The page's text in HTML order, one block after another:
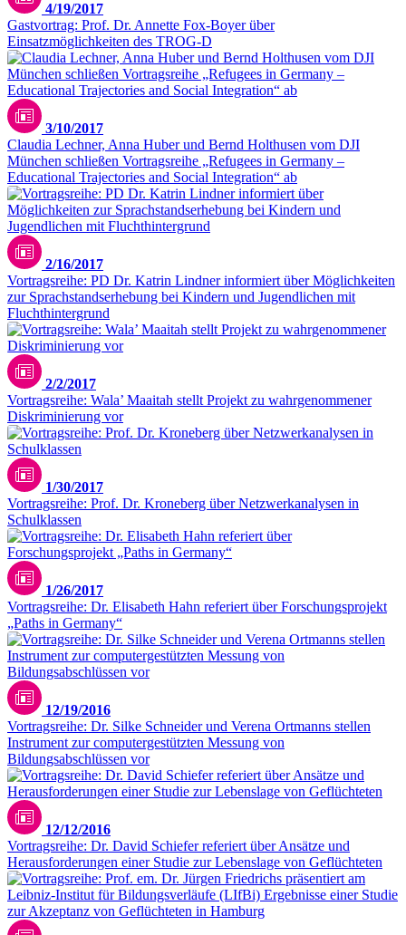
4/19/2017
Gastvortrag: Prof. Dr. Annette Fox-Boyer über
Einsatzmöglichkeiten des TROG-D
3/10/2017
Claudia Lechner, Anna Huber und Bernd Holthusen vom DJI
München schließen Vortragsreihe „Refugees in Germany –
Educational Trajectories and Social Integration“ ab
2/16/2017
Vortragsreihe: PD Dr. Katrin Lindner informiert über Möglichkeiten
zur Sprachstandserhebung bei Kindern und Jugendlichen mit
Fluchthintergrund
2/2/2017
Vortragsreihe: Wala’ Maaitah stellt Projekt zu wahrgenommener
Diskriminierung vor
1/30/2017
Vortragsreihe: Prof. Dr. Kroneberg über Netzwerkanalysen in
Schulklassen
1/26/2017
Vortragsreihe: Dr. Elisabeth Hahn referiert über Forschungsprojekt
„Paths in Germany“
12/19/2016
Vortragsreihe: Dr. Silke Schneider und Verena Ortmanns stellen
Instrument zur computergestützten Messung von
Bildungsabschlüssen vor
12/12/2016
Vortragsreihe: Dr. David Schiefer referiert über Ansätze und
Herausforderungen einer Studie zur Lebenslage von Geflüchteten